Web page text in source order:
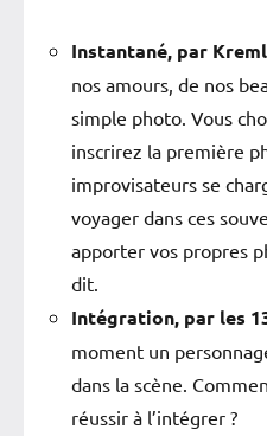
Instantané, par
nos amours, de nos
simple photo. Vous
inscrirez la première
improvisateurs se
voyager dans ces
apporter vos propres
dit.
Intégration, par les
moment un
dans la scène.
réussir à l’intégrer ?